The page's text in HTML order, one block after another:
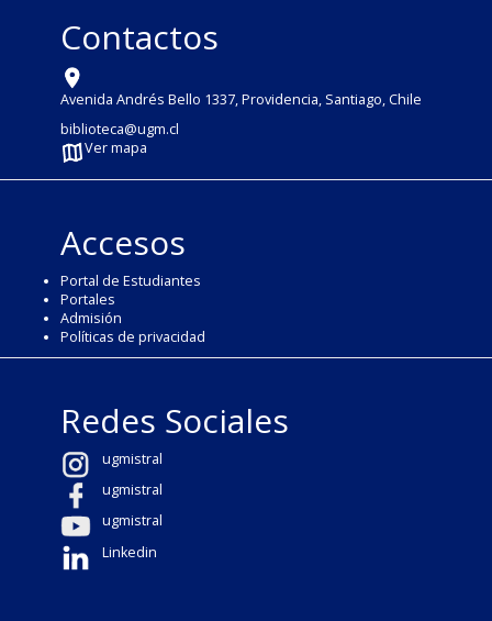
Contactos
Avenida Andrés Bello 1337, Providencia, Santiago, Chile
biblioteca@ugm.cl
Ver mapa
Accesos
Portal de Estudiantes
Portales
Admisión
Políticas de privacidad
Redes Sociales
ugmistral
ugmistral
ugmistral
Linkedin